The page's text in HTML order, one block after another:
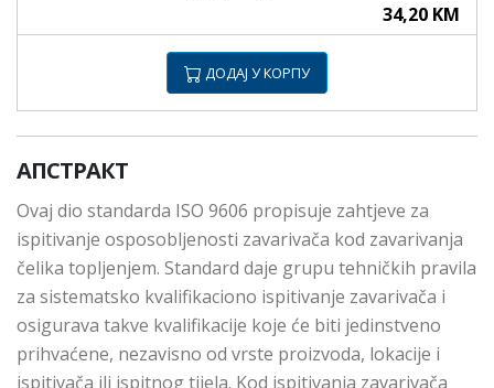
34,20 KM
ДОДАЈ У КОРПУ
АПСТРАКТ
Ovaj dio standarda ISO 9606 propisuje zahtjeve za
ispitivanje osposobljenosti zavarivača kod zavarivanja
čelika topljenjem. Standard daje grupu tehničkih pravila
za sistematsko kvalifikaciono ispitivanje zavarivača i
osigurava takve kvalifikacije koje će biti jedinstveno
prihvaćene, nezavisno od vrste proizvoda, lokacije i
ispitivača ili ispitnog tijela. Kod ispitivanja zavarivača